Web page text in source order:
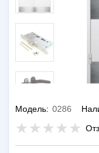
Модель: 0286